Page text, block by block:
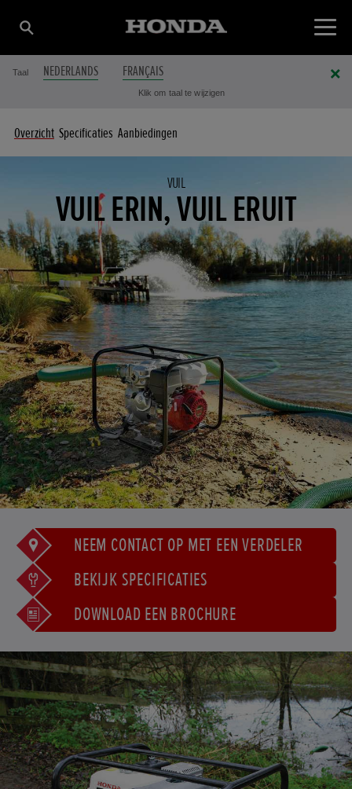
Taal NEDERLANDS FRANÇAIS
Klik om taal te wijzigen
Overzicht Specificaties Aanbiedingen
VUIL
VUIL ERIN, VUIL ERUIT
NEEM CONTACT OP MET EEN VERDELER
BEKIJK SPECIFICATIES
DOWNLOAD EEN BROCHURE